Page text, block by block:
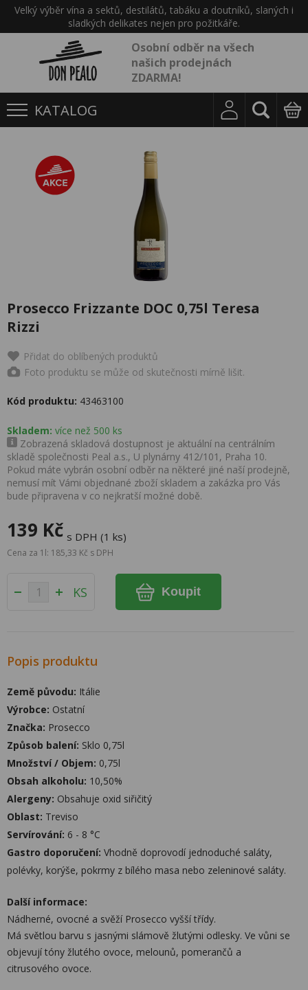
Velký výběr vína a sektů, destilátů, tabáku a doutníků, slaných i
sladkých delikates nejen pro požitkáře.
Osobní odběr na všech
našich prodejnách
ZDARMA!
KATALOG
Prosecco Frizzante DOC 0,75l Teresa
Rizzi
Přidat do oblíbených produktů
Foto produktu se může od skutečnosti mírně lišit.
Kód produktu: 43463100
Skladem: více než 500 ks
Zobrazená skladová dostupnost je aktuální na centrálním
skladě společnosti Peal a.s., U plynárny 412/101, Praha 10.
Pokud máte vybrán osobní odběr na některé jiné naší prodejně,
nemusí mít Vámi objednané zboží skladem a zakázka pro Vás
bude připravena v co nejkratší možné době.
139 Kč s DPH (1 ks)
Cena za 1l: 185,33 Kč s DPH
KS Koupit
Popis produktu
Země původu: Itálie
Výrobce: Ostatní
Značka: Prosecco
Způsob balení: Sklo 0,75l
Množství / Objem: 0,75l
Obsah alkoholu: 10,50%
Alergeny: Obsahuje oxid siřičitý
Oblast: Treviso
Servírování: 6 - 8 °C
Gastro doporučení: Vhodně doprovodí jednoduché saláty,
polévky, korýše, pokrmy z bílého masa nebo zeleninové saláty.
Další informace:
Nádherné, ovocné a svěží Prosecco vyšší třídy.
Má světlou barvu s jasnými slámově žlutými odlesky. Ve vůni se
objevují tóny žlutého ovoce, melounů, pomerančů a
citrusového ovoce.